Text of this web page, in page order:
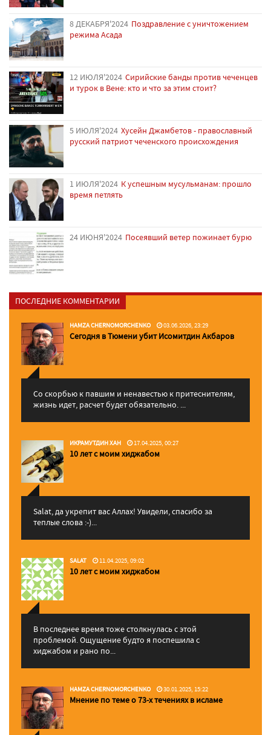
8 ДЕКАБРЯ'2024 Поздравление с уничтожением
режима Асада
12 ИЮЛЯ'2024 Сирийские банды против чеченцев
и турок в Вене: кто и что за этим стоит?
5 ИЮЛЯ'2024 Хусейн Джамбетов - православный
русский патриот чеченского происхождения
1 ИЮЛЯ'2024 К успешным мусульманам: прошло
время петлять
24 ИЮНЯ'2024 Посеявший ветер пожинает бурю
ПОСЛЕДНИЕ КОММЕНТАРИИ
HAMZA CHERNOMORCHENKO 03.06.2026, 23:29
Сегодня в Тюмени убит Исомитдин Акбаров
Со скорбью к павшим и ненавестью к притеснителям,
жизнь идет, расчет будет обязательно. ...
ИКРАМУТДИН ХАН 17.04.2025, 00:27
10 лет с моим хиджабом
Salat, да укрепит вас Аллаx! Увидели, спасибо за
теплые слова :-)...
SALAT 11.04.2025, 09:02
10 лет с моим хиджабом
В последнее время тоже столкнулась с этой
проблемой. Ощущение будто я поспешила с
хиджабом и рано по...
HAMZA CHERNOMORCHENKO 30.01.2025, 15:22
Мнение по теме о 73-х течениях в исламе